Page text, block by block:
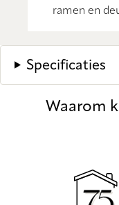
ramen en
Specificaties
Waarom